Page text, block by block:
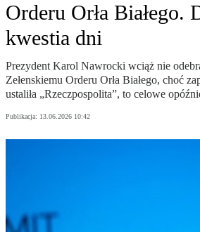
Orderu Orła Białego.
kwestia dni
Prezydent Karol Nawrocki wciąż nie
Zełenskiemu Orderu Orła Białego, choć
ustaliła „Rzeczpospolita”, to celowe
Publikacja: 13.06.2026 10:42